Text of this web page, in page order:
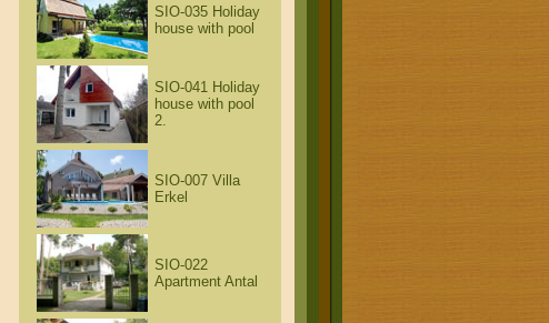
SIO-035 Holiday
house with pool
SIO-041 Holiday
house with pool
2.
SIO-007 Villa
Erkel
SIO-022
Apartment Antal